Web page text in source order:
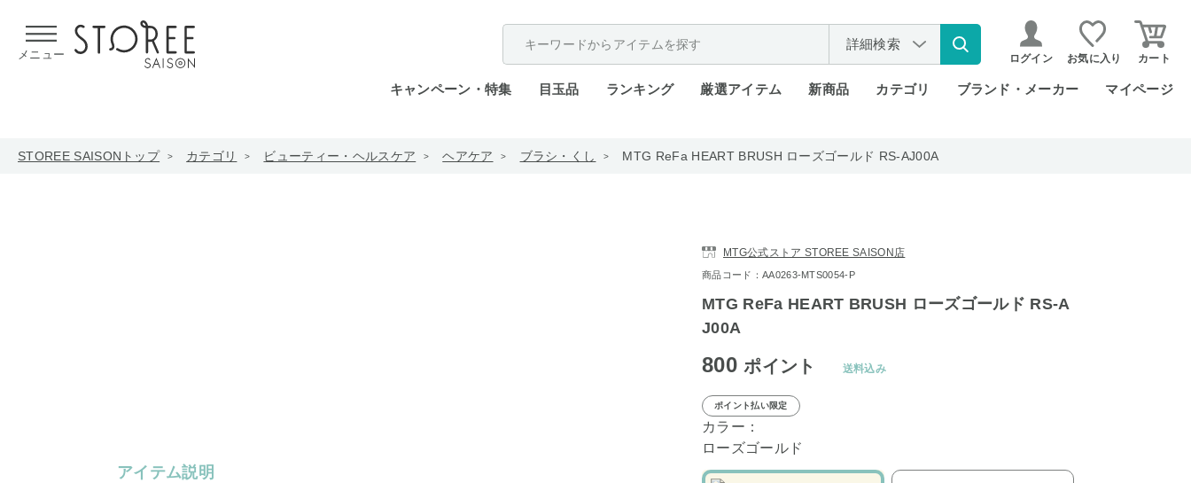
メニュー
詳細検索
ログイン お気に入り カート
キャンペーン・特集 目玉品 ランキング 厳選アイテム 新商品 カテゴリ ブランド・メーカー マイページ
STOREE SAISONトップ カテゴリ ビューティー・ヘルスケア ヘアケア ブラシ・くし MTG ReFa HEART BRUSH ローズゴールド RS-AJ00A
アイテム説明
MTG公式ストア STOREE SAISON店
商品コード：AA0263-MTS0054-P
MTG ReFa HEART BRUSH ローズゴールド RS-A
J00A
800ポイント 送料込み
ポイント払い限定
カラー：
ローズゴールド